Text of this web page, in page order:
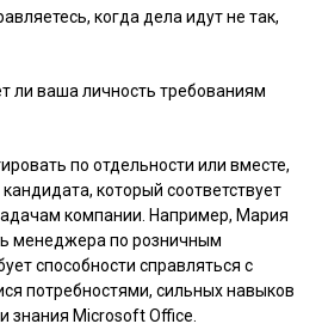
когда дела идут не так,
ли ваша личность требованиям
по отдельности или вместе,
который соответствует
компании. Например, Мария
менеджера по розничным
способности справляться с
потребностями, сильных навыков
знания Microsoft Office.